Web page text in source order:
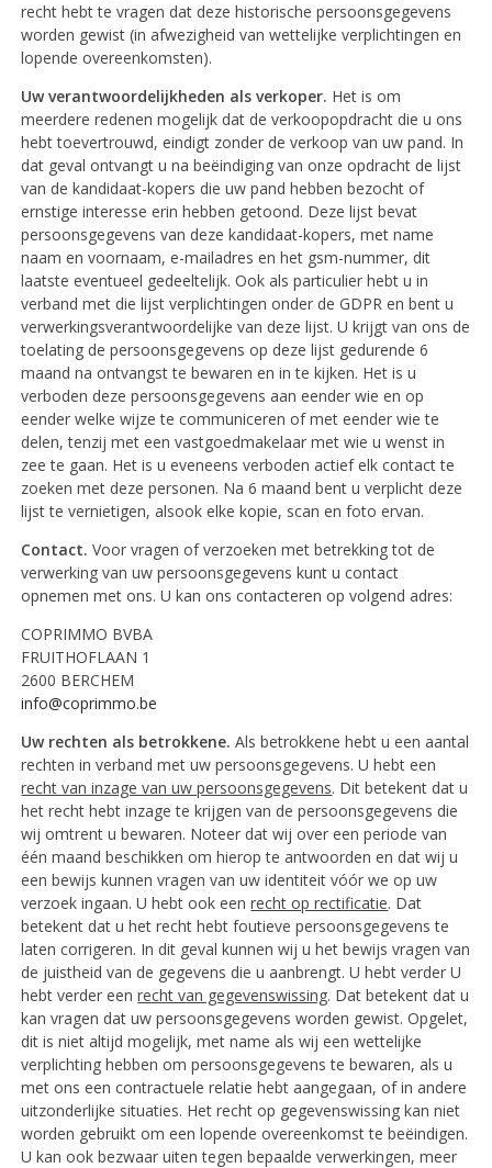
recht hebt te vragen dat deze historische persoonsgegevens
worden gewist (in afwezigheid van wettelijke verplichtingen en
lopende overeenkomsten).
Uw verantwoordelijkheden als verkoper. Het is om
meerdere redenen mogelijk dat de verkoopopdracht die u ons
hebt toevertrouwd, eindigt zonder de verkoop van uw pand. In
dat geval ontvangt u na beëindiging van onze opdracht de lijst
van de kandidaat-kopers die uw pand hebben bezocht of
ernstige interesse erin hebben getoond. Deze lijst bevat
persoonsgegevens van deze kandidaat-kopers, met name
naam en voornaam, e-mailadres en het gsm-nummer, dit
laatste eventueel gedeeltelijk. Ook als particulier hebt u in
verband met die lijst verplichtingen onder de GDPR en bent u
verwerkingsverantwoordelijke van deze lijst. U krijgt van ons de
toelating de persoonsgegevens op deze lijst gedurende 6
maand na ontvangst te bewaren en in te kijken. Het is u
verboden deze persoonsgegevens aan eender wie en op
eender welke wijze te communiceren of met eender wie te
delen, tenzij met een vastgoedmakelaar met wie u wenst in
zee te gaan. Het is u eveneens verboden actief elk contact te
zoeken met deze personen. Na 6 maand bent u verplicht deze
lijst te vernietigen, alsook elke kopie, scan en foto ervan.
Contact. Voor vragen of verzoeken met betrekking tot de
verwerking van uw persoonsgegevens kunt u contact
opnemen met ons. U kan ons contacteren op volgend adres:
COPRIMMO BVBA
FRUITHOFLAAN 1
2600 BERCHEM
info@coprimmo.be
Uw rechten als betrokkene. Als betrokkene hebt u een aantal
rechten in verband met uw persoonsgegevens. U hebt een
recht van inzage van uw persoonsgegevens. Dit betekent dat u
het recht hebt inzage te krijgen van de persoonsgegevens die
wij omtrent u bewaren. Noteer dat wij over een periode van
één maand beschikken om hierop te antwoorden en dat wij u
een bewijs kunnen vragen van uw identiteit vóór we op uw
verzoek ingaan. U hebt ook eenrecht op rectificatie. Dat
betekent dat u het recht hebt foutieve persoonsgegevens te
laten corrigeren. In dit geval kunnen wij u het bewijs vragen van
de juistheid van de gegevens die u aanbrengt. U hebt verder U
hebt verder eenrecht van gegevenswissing. Dat betekent dat u
kan vragen dat uw persoonsgegevens worden gewist. Opgelet,
dit is niet altijd mogelijk, met name als wij een wettelijke
verplichting hebben om persoonsgegevens te bewaren, als u
met ons een contractuele relatie hebt aangegaan, of in andere
uitzonderlijke situaties. Het recht op gegevenswissing kan niet
worden gebruikt om een lopende overeenkomst te beëindigen.
U kan ook bezwaar uiten tegen bepaalde verwerkingen, meer